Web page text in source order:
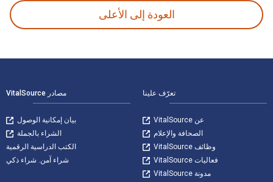
العودة إلى الأعلى
تعرّف علينا
عن VitalSource
الصحافة والإعلام
وظائف VitalSource
فعاليات VitalSource
مدونة VitalSource
مصادر VitalSource
بيان إمكانية الوصول
الشراء بالجملة
الكتب الدراسية الرقمية
شراء آمن. شراء ذكي